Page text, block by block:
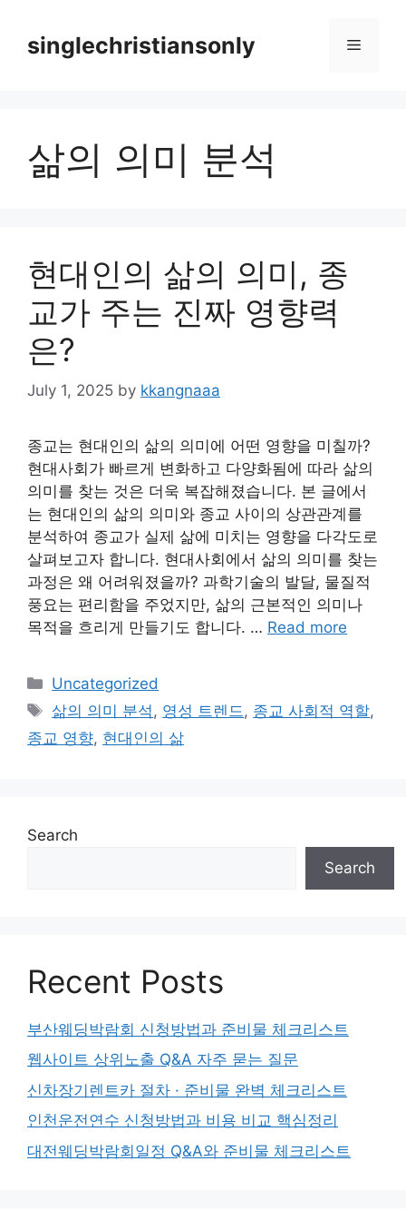
contentsinglechristiansonly Menu
삶의 의미 분석
현대인의 삶의 의미, 종
교가 주는 진짜 영향력
은?
July 1, 2025 by kkangnaaa
종교는 현대인의 삶의 의미에 어떤 영향을 미칠까?
현대사회가 빠르게 변화하고 다양화됨에 따라 삶의
의미를 찾는 것은 더욱 복잡해졌습니다. 본 글에서
는 현대인의 삶의 의미와 종교 사이의 상관관계를
분석하여 종교가 실제 삶에 미치는 영향을 다각도로
살펴보고자 합니다. 현대사회에서 삶의 의미를 찾는
과정은 왜 어려워졌을까? 과학기술의 발달, 물질적
풍요는 편리함을 주었지만, 삶의 근본적인 의미나
목적을 흐리게 만들기도 합니다. … Read more
Categories
Uncategorized
Tags
삶의 의미 분석 , 영성 트렌드 , 종교 사회적 역할,
종교 영향, 현대인의 삶
Search
Search
Recent Posts
부산웨딩박람회 신청방법과 준비물 체크리스트
웹사이트 상위노출 Q&A 자주 묻는 질문
신차장기렌트카 절차 · 준비물 완벽 체크리스트
인천운전연수 신청방법과 비용 비교 핵심정리
대전웨딩박람회일정 Q&A와 준비물 체크리스트